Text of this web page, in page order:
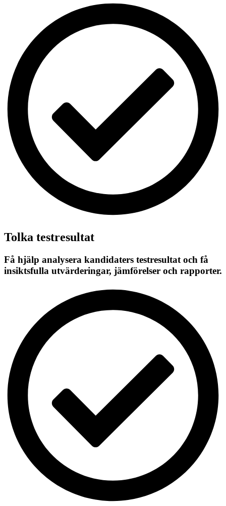
Tolka testresultat
Få hjälp analysera kandidaters testresultat och få
insiktsfulla utvärderingar, jämförelser och rapporter.